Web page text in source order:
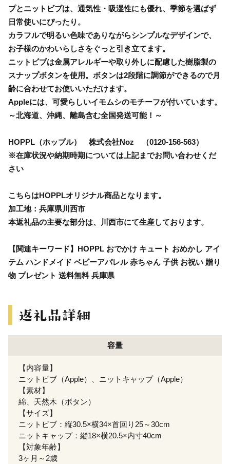
プとニットビブは、通気性・吸湿性にも優れ、季節を選ばず
日常使いにぴったり。
カラフルで明るい色味でありながらシンプルなデザインで、
お子様のかわいらしさをぐっと引き立てます。
ニットビブは金属アレルギーや取り外しに配慮した樹脂製の
スナップボタンを使用。ボタンは2段階に調節ができるので月
齢に合わせてお使いいただけます。
Appleには、可愛らしいイモムシのモチーフが付いています。
～北海道、沖縄、離島含む全国発送可能！～
HOPPL（ホップル） 株式会社Noz （0120-156-563）
※在庫状況や納期時期については上記までお問い合わせくだ
さい
こちらはHOPPLオリジナル商品となります。
加工地：兵庫県川西市
本返礼品の主要な部分は、川西市にて生産しております。
【関連キーワード】HOPPL おでかけ キュート おめかし アイ
テム ハンドメイド ベビーアパレル 赤ちゃん 子供 お祝い 贈り
物 プレゼント 送料無料 兵庫県
容量
【内容量】
ニットビブ（Apple）、ニットキャップ（Apple）
【素材】
綿、天然木（ボタン）
【サイズ】
ニットビブ：縦30.5×横34×首回り25～30cm
ニットキャップ：縦18×横20.5×内寸40cm
【対象年齢】
3ヶ月～2歳